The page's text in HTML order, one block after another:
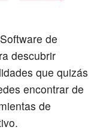
de
descubrir
que quizás
encontrar de
de